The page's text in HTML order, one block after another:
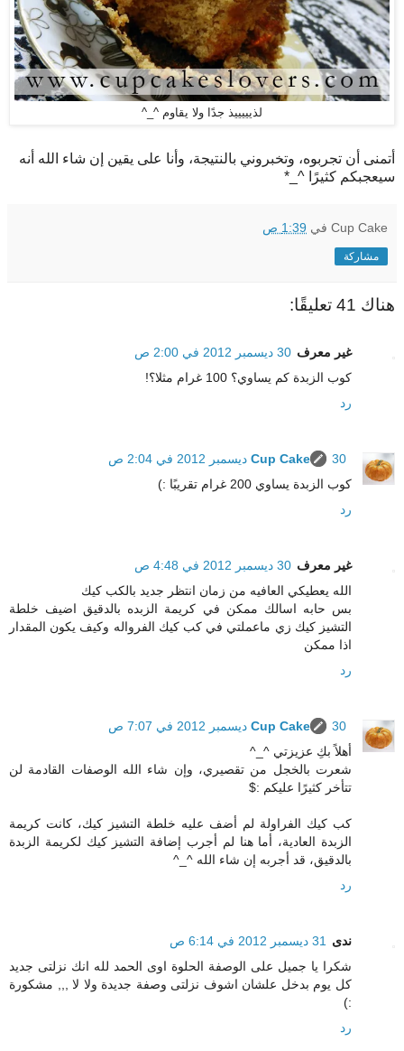
لذيييييذ جدًا ولا يقاوم ^_^
أتمنى أن تجربوه، وتخبروني بالنتيجة، وأنا على يقين إن شاء الله أنه
سيعجبكم كثيرًا ^_*
Cup Cake في 1:39 ص
مشاركة
هناك 41 تعليقًا:
غير معرف 30 ديسمبر 2012 في 2:00 ص
كوب الزبدة كم يساوي؟ 100 غرام مثلا؟!
رد
Cup Cake
30 ديسمبر 2012 في 2:04 ص
كوب الزبدة يساوي 200 غرام تقريبًا :)
رد
غير معرف 30 ديسمبر 2012 في 4:48 ص
الله يعطيكي العافيه من زمان انتظر جديد بالكب كيك
بس حابه اسالك ممكن في كريمة الزبده بالدقيق اضيف خلطة
التشيز كيك زي ماعملتي في كب كيك الفرواله وكيف يكون المقدار
اذا ممكن
رد
Cup Cake
30 ديسمبر 2012 في 7:07 ص
أهلاً بكِ عزيزتي ^_^
شعرت بالخجل من تقصيري، وإن شاء الله الوصفات القادمة لن
تتأخر كثيرًا عليكم :$
كب كيك الفراولة لم أضف عليه خلطة التشيز كيك، كانت كريمة
الزبدة العادية، أما هنا لم أجرب إضافة التشيز كيك لكريمة الزبدة
بالدقيق، قد أجربه إن شاء الله ^_^
رد
ندى
31 ديسمبر 2012 في 6:14 ص
شكرا يا جميل على الوصفة الحلوة اوى الحمد لله انك نزلتى جديد
كل يوم بدخل علشان اشوف نزلتى وصفة جديدة ولا لا ,,, مشكورة
:)
رد